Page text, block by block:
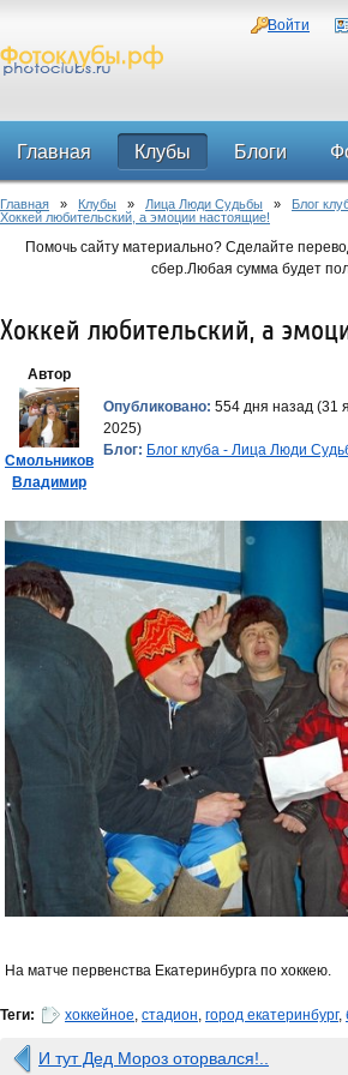
Войти
Главная Клубы Блоги
Форум
Главная » Клубы » Лица Люди Судьбы » Блог
Хоккей любительский, а эмоции настоящие!
Помочь сайту материально? Сделайте
сбер.Любая сумма будет
Хоккей любительский, а
Автор
Смольников
Владимир
Опубликовано: 554 дня назад (31
2025)
Блог: Блог клуба - Лица Люди
На матче первенства Екатеринбурга по хоккею.
Теги: хоккейное, стадион, город екатеринбург,
И тут Дед Мороз оторвался!..